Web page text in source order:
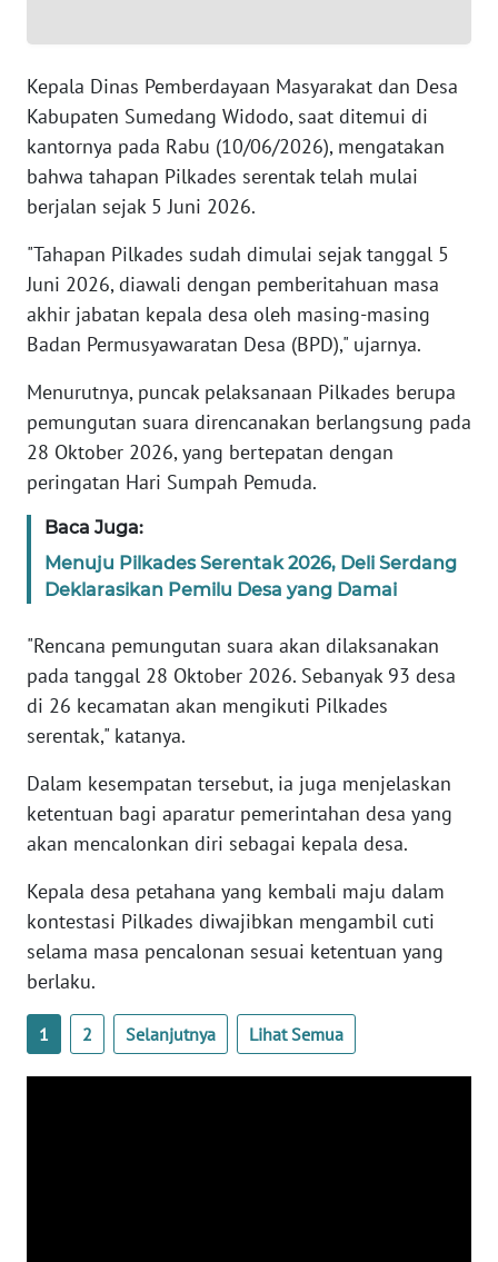
Kepala Dinas Pemberdayaan Masyarakat dan Desa
Kabupaten Sumedang Widodo, saat ditemui di
kantornya pada Rabu (10/06/2026), mengatakan
bahwa tahapan Pilkades serentak telah mulai
berjalan sejak 5 Juni 2026.
"Tahapan Pilkades sudah dimulai sejak tanggal 5
Juni 2026, diawali dengan pemberitahuan masa
akhir jabatan kepala desa oleh masing-masing
Badan Permusyawaratan Desa (BPD)," ujarnya.
Menurutnya, puncak pelaksanaan Pilkades berupa
pemungutan suara direncanakan berlangsung pada
28 Oktober 2026, yang bertepatan dengan
peringatan Hari Sumpah Pemuda.
Baca Juga:
Menuju Pilkades Serentak 2026, Deli Serdang
Deklarasikan Pemilu Desa yang Damai
"Rencana pemungutan suara akan dilaksanakan
pada tanggal 28 Oktober 2026. Sebanyak 93 desa
di 26 kecamatan akan mengikuti Pilkades
serentak," katanya.
Dalam kesempatan tersebut, ia juga menjelaskan
ketentuan bagi aparatur pemerintahan desa yang
akan mencalonkan diri sebagai kepala desa.
Kepala desa petahana yang kembali maju dalam
kontestasi Pilkades diwajibkan mengambil cuti
selama masa pencalonan sesuai ketentuan yang
berlaku.
1 2 Selanjutnya Lihat Semua
WN
RIAU
WN
SERAMBI
WN
JAMBI
SULTRA
WN
NTB
WN
SULTENG
WN
BABEL
WN
SUMSEL
BENGKULU
WN
LAMPUNG